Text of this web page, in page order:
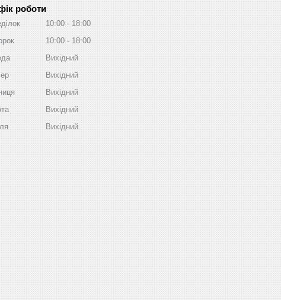
роботи
10:00
18:00
10:00
18:00
Вихідний
Вихідний
Вихідний
Вихідний
Вихідний